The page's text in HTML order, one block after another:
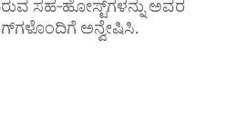
ಸಹ‑ಹೋಸ್ಟ್‌ಗಳನ್ನು ಅವರ
ಅನ್ವೇಷಿಸಿ.